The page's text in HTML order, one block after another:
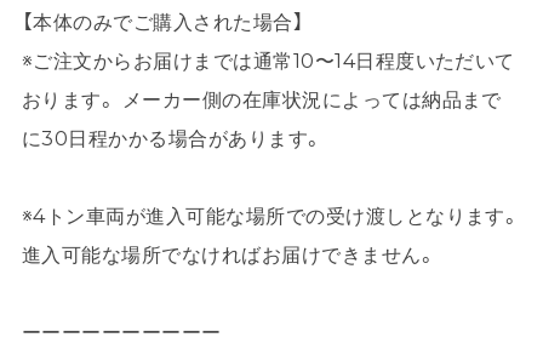
【本体のみでご購入された場合】
※ご注文からお届けまでは通常10〜14日程度いただいて
おります。 メーカー側の在庫状況によっては納品まで
に30日程かかる場合があります。
※4トン車両が進入可能な場所での受け渡しとなります。
進入可能な場所でなければお届けできません。
ーーーーーーーーーー